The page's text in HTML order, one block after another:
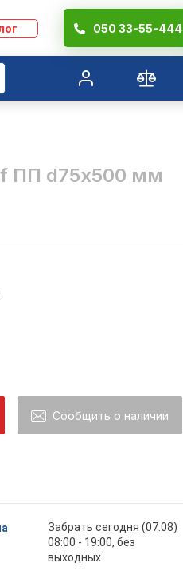
050 33-55-444
ПП d75х500 мм
Сообщить о наличии
Забрать сегодня (07.08)
08:00 - 19:00, без
выходных